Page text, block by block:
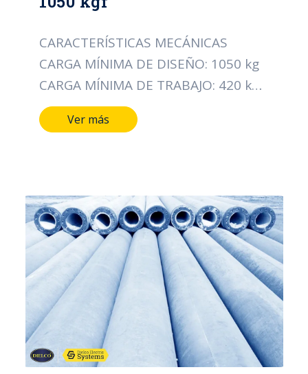
CARACTERÍSTICAS MECÁNICAS
CARGA MÍNIMA DE DISEÑO: 1050 kg
CARGA MÍNIMA DE TRABAJO: 420 kg
CARACTERÍSTICAS DIMENSIONALES
LONGITUD DEL POSTE: 8 MTS
DE ACERO ALAMBRE DE ESPIRAL:
CAL/12 PESO APROXIMADO: 686 Kg
NORMA: ICONTEC 1329
CERTIFICACIÓN: RETIE
Ver más